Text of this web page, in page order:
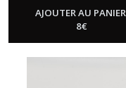
AJOUTER AU PANIER
8€